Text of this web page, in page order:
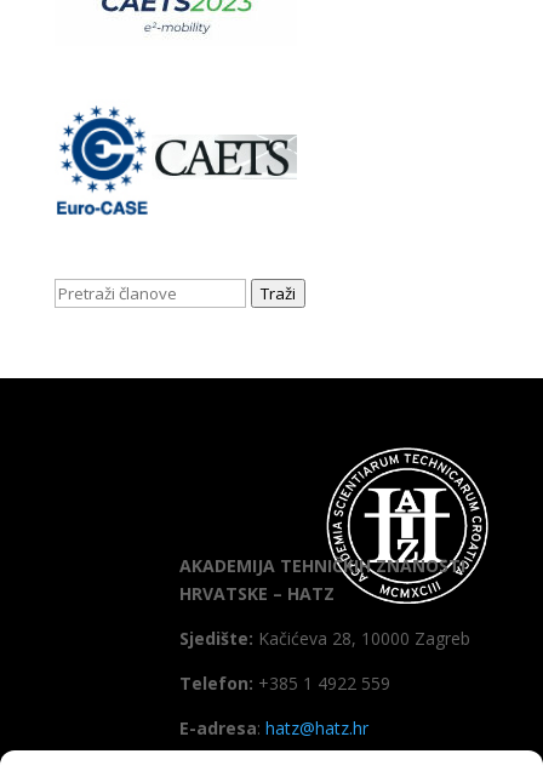
Traži
AKADEMIJA TEHNIČKIH ZNANOSTI
HRVATSKE – HATZ
Sjedište: Kačićeva 28, 10000 Zagreb
Telefon: +385 1 4922 559
E-adresa: hatz@hatz.hr